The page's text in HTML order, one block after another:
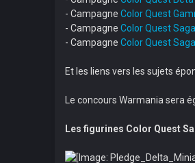
- Campagne Color Quest
- Campagne Color Quest Saga
- Campagne Color Quest Saga
Et les liens vers les sujets
Le concours Warmania sera
Les figurines Color Quest